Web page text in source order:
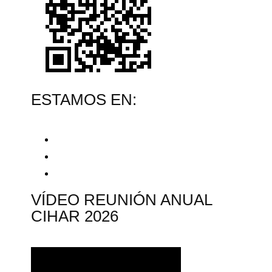
ESTAMOS EN:
VÍDEO REUNIÓN ANUAL
CIHAR 2026